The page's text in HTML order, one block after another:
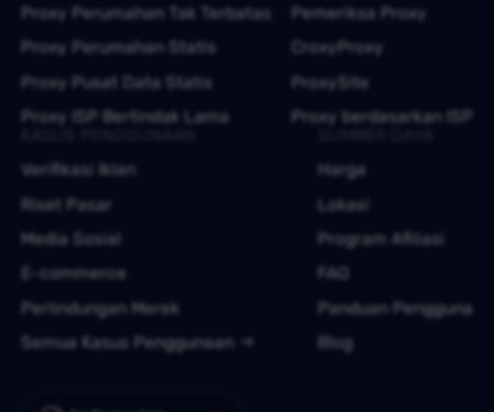
Proxy Perumahan Tak Terbatas
Proxy Perumahan Statis
Proxy Pusat Data Statis
Proxy ISP Bertindak Lama
Pemeriksa Proxy
CroxyProxy
ProxySite
Proxy berdasarkan ISP
Verifikasi Iklan
Riset Pasar
Media Sosial
E-commerce
Perlindungan Merek
Semua Kasus Penggunaan
Harga
Lokasi
Program Afiliasi
FAQ
Panduan Pengguna
Blog